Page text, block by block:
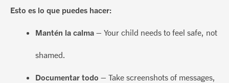
Esto es lo que puedes hacer:
Mantén la calma – Your child needs to feel safe, not
shamed.
Documentar todo – Take screenshots of messages,